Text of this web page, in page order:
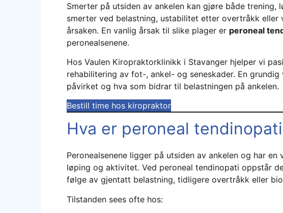
Smerter på utsiden av ankelen kan gjøre både
smerter ved belastning, ustabilitet etter overtråkk
årsaken. En vanlig årsak til slike plager er peroneal
peronealsenene.
Hos Vaulen Kiropraktorklinikk i Stavanger hjelper vi
rehabilitering av fot-, ankel- og seneskader. En
påvirket og hva som bidrar til belastningen på ankelen.
Bestill time hos kiropraktor
Hva er peroneal
Peronealsenene ligger på utsiden av ankelen og har
løping og aktivitet. Ved peroneal tendinopati oppstår
følge av gjentatt belastning, tidligere overtråkk eller
Tilstanden sees ofte hos: